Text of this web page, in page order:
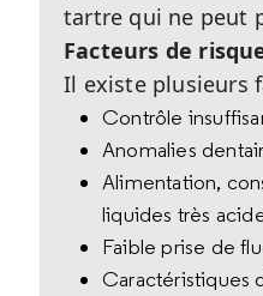
tartre qui ne peut
Facteurs de
Il existe plusieurs
Contrôle
Anomalies
Alimentation,
liquides très
Faible prise de
Caractéristiques